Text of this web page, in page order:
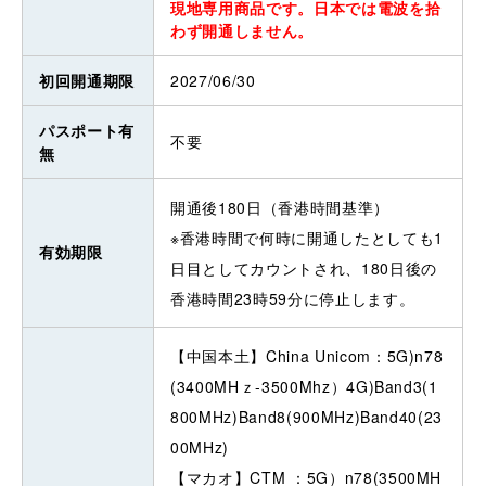
現地専用商品です。日本では電波を拾
わず開通しません。
初回開通期限 2027/06/30
パスポート有
無
不要
有効期限
開通後180日（香港時間基準）
※香港時間で何時に開通したとしても1
日目としてカウントされ、180日後の
香港時間23時59分に停止します。
【中国本土】China Unicom：5G)n78
(3400MHｚ-3500Mhz）4G)Band3(1
800MHz)Band8(900MHz)Band40(23
00MHz)
【マカオ】CTM ：5G）n78(3500MH